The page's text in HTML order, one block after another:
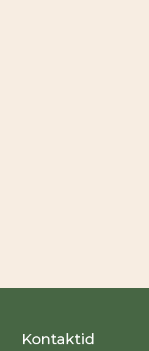
Kontaktid